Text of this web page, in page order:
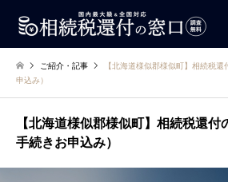
ご紹介・記事
【北海道様似郡様似町】相続税
申込み）
【北海道様似郡様似町】相続税還付
手続きお申込み）